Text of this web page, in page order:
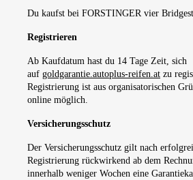
Du kaufst bei FORSTINGER vier
Registrieren
Ab Kaufdatum hast du 14 Tage Zeit, sich
auf goldgarantie.autoplus-reifen.at zu
Registrierung ist aus organisatorischen
online möglich.
Versicherungsschutz
Der Versicherungsschutz gilt nach
Registrierung rückwirkend ab dem
innerhalb weniger Wochen eine